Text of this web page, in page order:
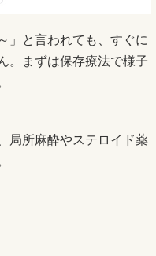
」と言われても、すぐに
。まずは保存療法で様子
局所麻酔やステロイド薬